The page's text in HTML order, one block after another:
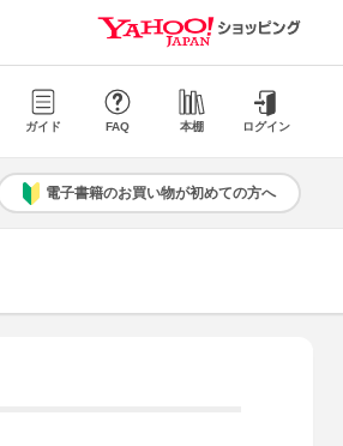
ガイド FAQ 本棚 ログイン
電子書籍のお買い物が初めての方へ